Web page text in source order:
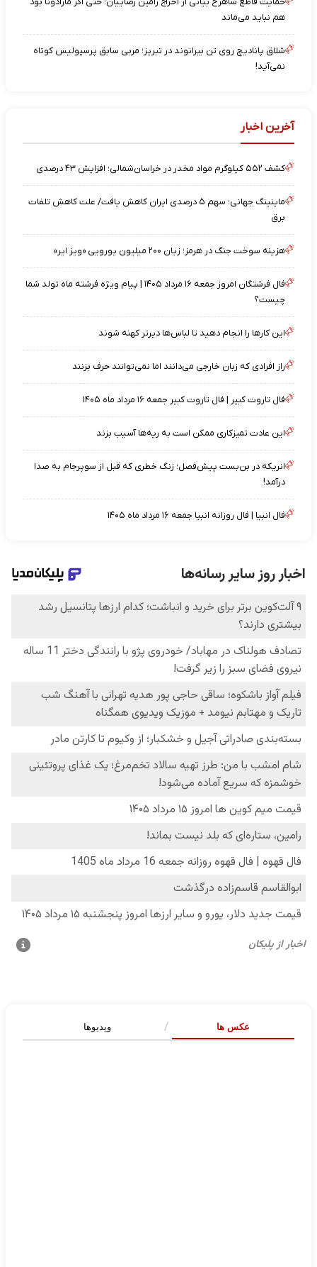
هم نباید می‌ماند
شلاق پانادیچ روی تن بیرانوند در تبریز؛ مربی سابق پرسپولیس کوتاه
نمی‌آید!
آخرین اخبار
کشف ۵۵۲ کیلوگرم مواد مخدر در خراسان‌شمالی؛ افزایش ۴۳ درصدی
ماینینگ جهانی؛ سهم ۵ درصدی ایران کاهش یافت/ علت کاهش تلفات
برق
هزینه سوخت جنگ در هرمز؛ زیان ۲۰۰ میلیون یورویی «ویز ایر»
فال فرشتگان امروز جمعه ۱۶ مرداد ۱۴۰۵ | پیام ویژه فرشته ماه تولد شما
چیست؟
این کارها را انجام دهید تا لباس‌ها دیرتر کهنه شوند
راز افرادی که زبان خارجی می‌دانند اما نمی‌توانند حرف بزنند
فال تاروت کبیر | فال تاروت کبیر جمعه ۱۶ مرداد ماه ۱۴۰۵
این عادت تمیزکاری ممکن است به ریه‌ها آسیب بزند
انریکه در بن‌بست پیش‌فصل؛ زنگ خطری که قبل از سوپرجام به صدا
درآمد!
فال انبیا | فال روزانه انبیا جمعه ۱۶ مرداد ماه ۱۴۰۵
عکس ها ویدیوها